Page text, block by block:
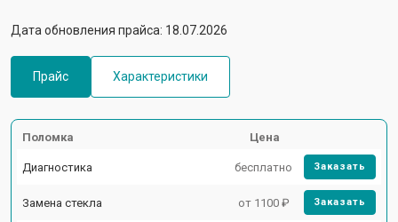
Дата обновления прайса: 18.07.2026
Прайс Характеристики
Поломка Цена
Диагностика бесплатно Заказать
Замена стекла от 1100 ₽ Заказать